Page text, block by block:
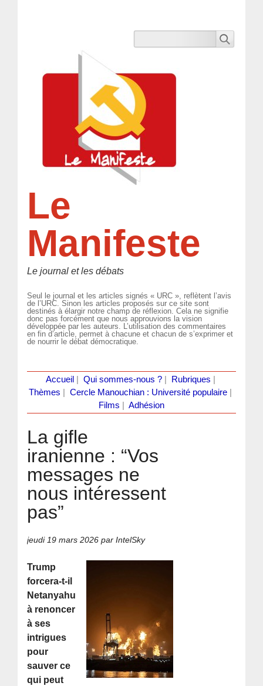
Le
Manifeste
Le journal et les débats
Seul le journal et les articles signés « URC », reflètent l’avis
de l’URC. Sinon les articles proposés sur ce site sont
destinés à élargir notre champ de réflexion. Cela ne signifie
donc pas forcément que nous approuvions la vision
développée par les auteurs. L’utilisation des commentaires
en fin d’article, permet à chacune et chacun de s’exprimer et
de nourrir le débat démocratique.
Accueil Qui sommes-nous ?| Rubriques
Thèmes
Cercle Manouchian : Université populaire
Films
Adhésion
La gifle
iranienne : “Vos
messages ne
nous intéressent
pas”
jeudi 19 mars 2026 par IntelSky
Trump
forcera-t-il
Netanyahu
à renoncer
à ses
intrigues
pour
sauver ce
qui peut